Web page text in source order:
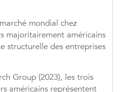
mondial chez
majoritairement américains
structurelle des entreprises
Group (2023), les trois
américains représentent